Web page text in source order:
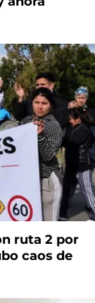
ruta 2 por
caos de